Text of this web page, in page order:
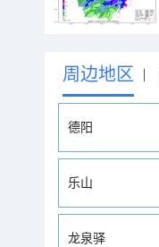
周边地区 |
德阳
乐山
龙泉驿